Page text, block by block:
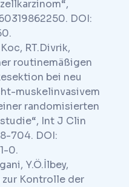
DOI:
RT.Divrik,
routinemäßigen
bei neu
muskelinvasivem
randomisierten
Int J Clin
704. DOI:
0.
Y.Ö.İlbey,
zur Kontrolle der